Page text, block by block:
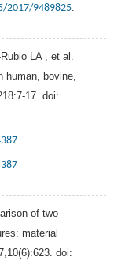
2017/9489825
LA , et al.
human, bovine,
:7-17. doi:
of two
material
10(6):623. doi: